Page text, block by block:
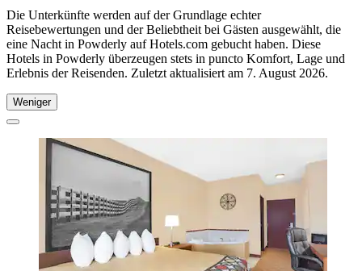
Die Unterkünfte werden auf der Grundlage echter
Reisebewertungen und der Beliebtheit bei Gästen ausgewählt, die
eine Nacht in Powderly auf Hotels.com gebucht haben. Diese
Hotels in Powderly überzeugen stets in puncto Komfort, Lage und
Erlebnis der Reisenden. Zuletzt aktualisiert am 7. August 2026.
Weniger